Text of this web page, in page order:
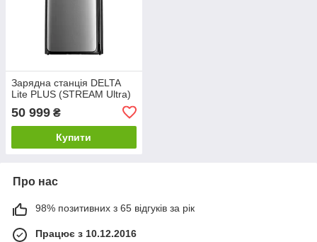
Зарядна станція DELTA
Lite PLUS (STREAM Ultra)
50 999 ₴
Купити
Про нас
98% позитивних з 65 відгуків за рік
Працює з 10.12.2016